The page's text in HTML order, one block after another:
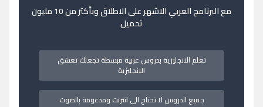
مع البرنامج العربي الاشهر على الاطلاق وبأكثر من 10 مليون
تحميل
تعلم الانجليزية بدروس عربية مبسطة تجعلك تعشق
الانجليزية
جميع الدروس لا تحتاج الى انترنت ومدعومة بالصوت